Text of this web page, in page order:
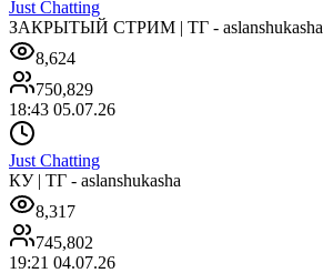
Just Chatting
ЗАКРЫТЫЙ СТРИМ | ТГ - aslanshukasha
8,624
750,829
18:43 05.07.26
Just Chatting
КУ | ТГ - aslanshukasha
8,317
745,802
19:21 04.07.26